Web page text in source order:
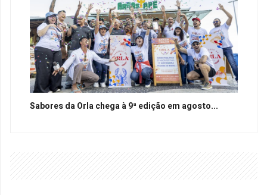
Sabores da Orla chega à 9ª edição em agosto...